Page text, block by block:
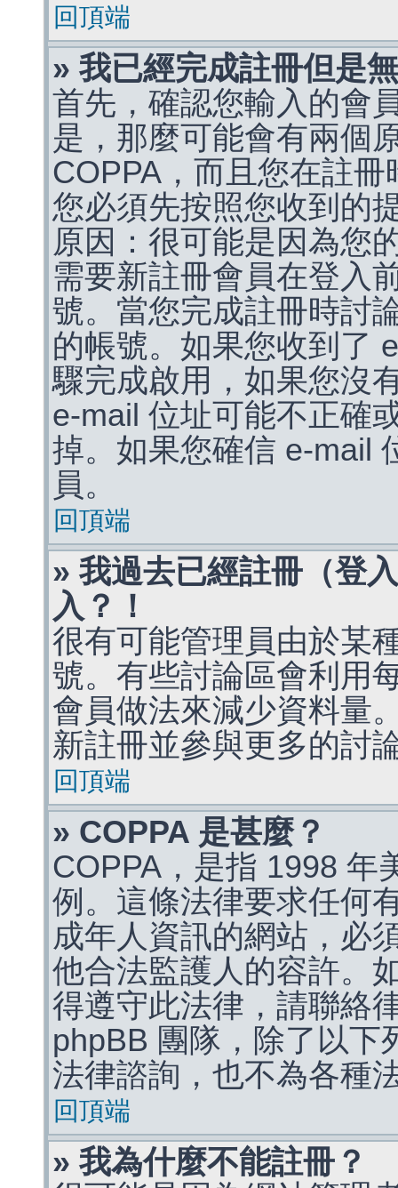
回頂端
» 我已經完成註冊但是
首先，確認您輸入的會
是，那麼可能會有兩個
COPPA，而且您在註
您必須先按照您收到的
原因：很可能是因為您
需要新註冊會員在登入
號。當您完成註冊時討
的帳號。如果您收到了
驟完成啟用，如果您沒
e-mail 位址可能不正確
掉。如果您確信 e-mail
員。
回頂端
» 我過去已經註冊（登
入？！
很有可能管理員由於某
號。有些討論區會利用
會員做法來減少資料量
新註冊並參與更多的討
回頂端
» COPPA 是甚麼？
COPPA，是指 1998 年
例。這條法律要求任何
成年人資訊的網站，必
他合法監護人的容許。
得遵守此法律，請聯絡
phpBB 團隊，除了以下
法律諮詢，也不為各種
回頂端
» 我為什麼不能註冊？